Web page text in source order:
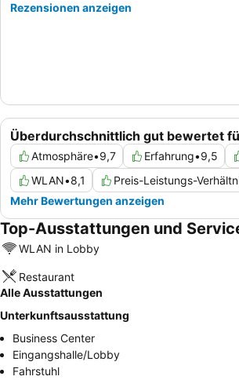
Überdurchschnittlich gut bewertet
Atmosphäre•9,7 Erfahrung•9,5
WLAN•8,1 Preis-Leistungs-
Mehr Bewertungen anzeigen
Rezensionen anzeigen
Top-Ausstattungen und
WLAN in Lobby
Restaurant
Alle Ausstattungen
Unterkunftsausstattung
Business Center
Eingangshalle/Lobby
Fahrstuhl